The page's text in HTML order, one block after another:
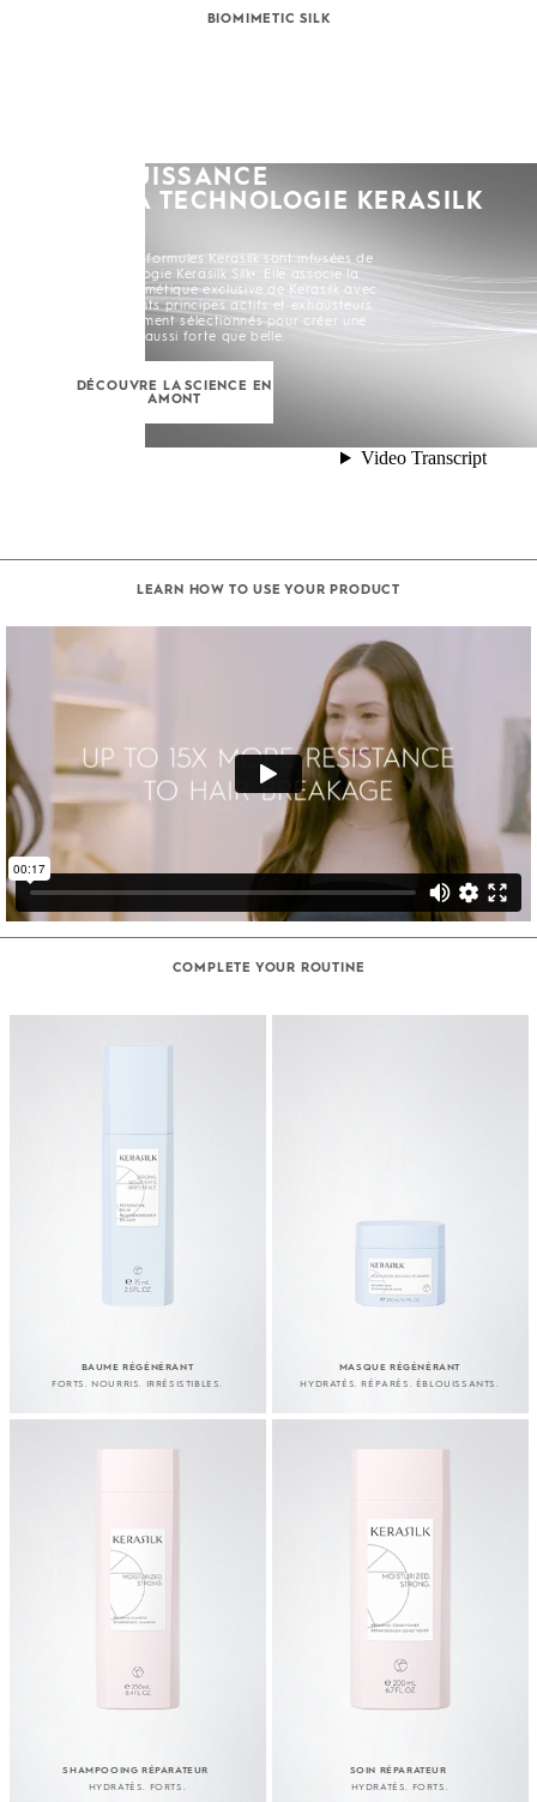
BIOMIMETIC SILK
LA PUISSANCE
DE LA TECHNOLOGIE KERASILK
Toutes les formules Kerasilk sont infusées de
la Technologie Kerasilk Silk+. Elle associe la
Soie Biomimétique exclusive de Kerasilk avec
de puissants principes actifs et exhausteurs
soigneusement sélectionnés pour créer une
chevelure aussi forte que belle.
DÉCOUVRE LA SCIENCE EN
AMONT
LEARN HOW TO USE YOUR PRODUCT
COMPLETE YOUR ROUTINE
BAUME RÉGÉNÉRANT
FORTS. NOURRIS. IRRÉSISTIBLES.
MASQUE RÉGÉNÉRANT
HYDRATÉS. RÉPARÉS. ÉBLOUISSANTS.
SHAMPOOING RÉPARATEUR
HYDRATÉS. FORTS.
SOIN RÉPARATEUR
HYDRATÉS. FORTS.